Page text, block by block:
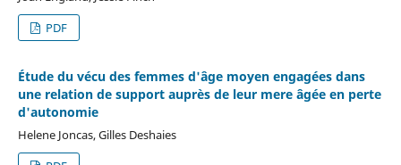
PDF
Étude du vécu des femmes d'âge moyen engagées dans
une relation de support auprès de leur mere âgée en perte
d'autonomie
Helene Joncas, Gilles Deshaies